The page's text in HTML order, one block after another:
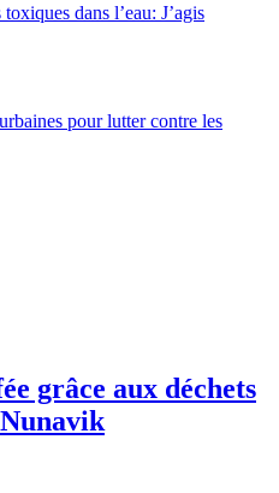
dans l’eau: J’agis
pour lutter contre les
grâce aux déchets